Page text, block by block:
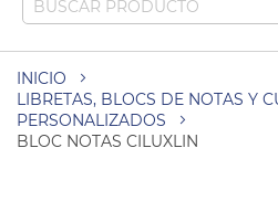
INICIO
LIBRETAS, BLOCS DE NOTAS Y
PERSONALIZADOS
BLOC NOTAS CILUXLIN